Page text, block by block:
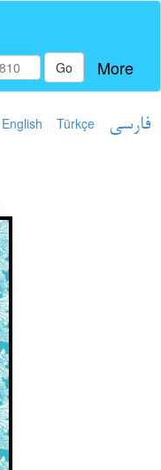
Go More
English Türkçe فارسی